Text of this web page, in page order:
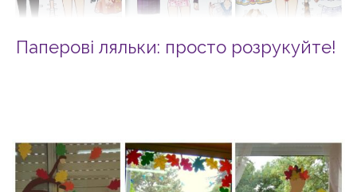
Паперові ляльки: просто розрукуйте!